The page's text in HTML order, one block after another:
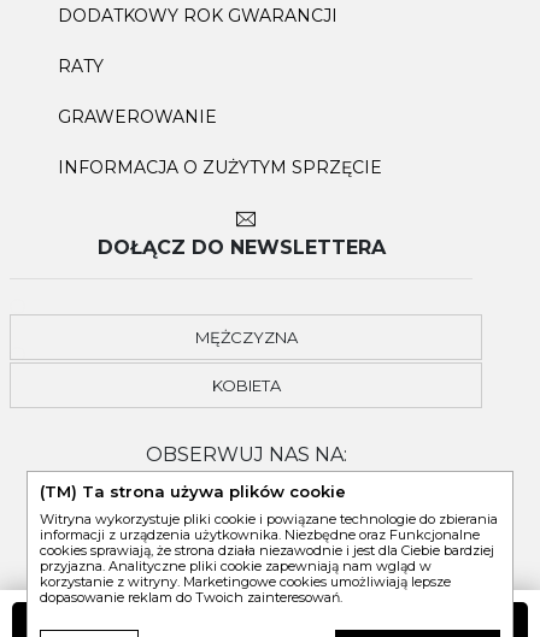
DODATKOWY ROK GWARANCJI
RATY
GRAWEROWANIE
INFORMACJA O ZUŻYTYM SPRZĘCIE
DOŁĄCZ DO NEWSLETTERA
MĘŻCZYZNA
KOBIETA
OBSERWUJ NAS NA:
(TM) Ta strona używa plików cookie
Witryna wykorzystuje pliki cookie i powiązane technologie do zbierania
informacji z urządzenia użytkownika. Niezbędne oraz Funkcjonalne
cookies sprawiają, że strona działa niezawodnie i jest dla Ciebie bardziej
przyjazna. Analityczne pliki cookie zapewniają nam wgląd w
korzystanie z witryny. Marketingowe cookies umożliwiają lepsze
dopasowanie reklam do Twoich zainteresowań.